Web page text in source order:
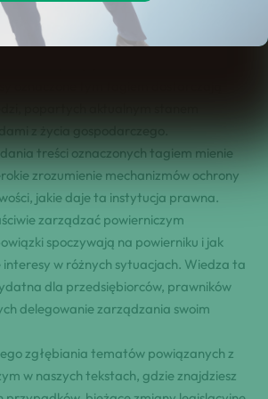
również różnic między mieniem
formami zabezpieczenia majątku oraz
z życia gospodarczego.
treści oznaczonych tagiem mienie
zrozumienie mechanizmów ochrony
jakie daje ta instytucja prawna.
zarządzać powierniczym
spoczywają na powierniku i jak
interesy w różnych sytuacjach. Wiedza ta
dla przedsiębiorców, prawników
delegowanie zarządzania swoim
zgłębiania tematów powiązanych z
w naszych tekstach, gdzie znajdziesz